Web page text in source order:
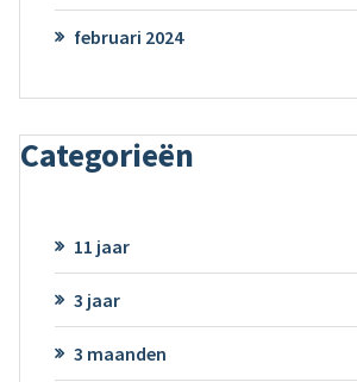
februari 2024
Categorieën
11 jaar
3 jaar
3 maanden